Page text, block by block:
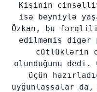
Kişinin
isə beyniylə
Özkan, bu
edilməmiş
cütlüklərin
olunduğunu dedi.
üçün
uyğunlaşsalar